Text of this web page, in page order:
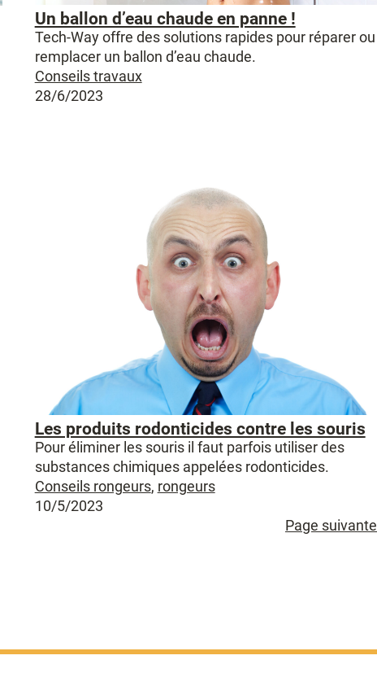
Un ballon d’eau chaude en panne !
Tech-Way offre des solutions rapides pour réparer ou
remplacer un ballon d’eau chaude.
Conseils travaux
28/6/2023
Les produits rodonticides contre les souris
Pour éliminer les souris il faut parfois utiliser des
substances chimiques appelées rodonticides.
Conseils rongeurs, rongeurs
10/5/2023
Page suivante